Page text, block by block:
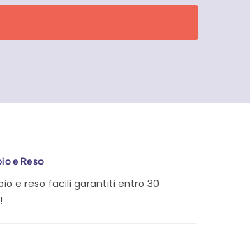
e Reso
e reso facili garantiti entro 30